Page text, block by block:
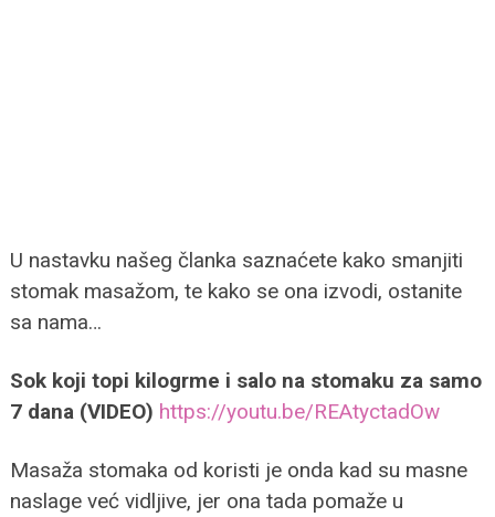
U nastavku našeg članka saznaćete kako smanjiti
stomak masažom, te kako se ona izvodi, ostanite
sa nama…
Sok koji topi kilogrme i salo na stomaku za samo
7 dana (VIDEO) https://youtu.be/REAtyctadOw
Masaža stomaka od koristi je onda kad su masne
naslage već vidljive, jer ona tada pomaže u